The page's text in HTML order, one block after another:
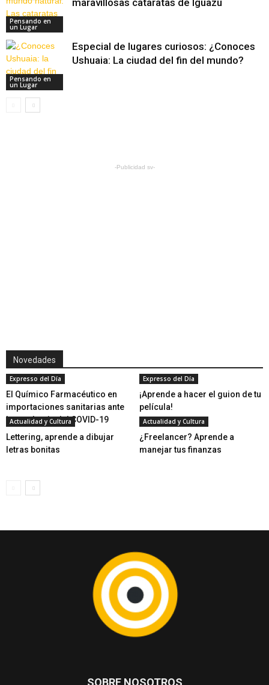
Pensando en
un Lugar
maravillosas cataratas de Iguazú
Pensando en
un Lugar
Especial de lugares curiosos: ¿Conoces
Ushuaia: La ciudad del fin del mundo?
-Publicidad sv-
Novedades
Expresso del Día
El Químico Farmacéutico en
importaciones sanitarias ante
la pandemia del COVID-19
Expresso del Día
¡Aprende a hacer el guion de tu
película!
Actualidad y Cultura
Lettering, aprende a dibujar
letras bonitas
Actualidad y Cultura
¿Freelancer? Aprende a
manejar tus finanzas
SOBRE NOSOTROS